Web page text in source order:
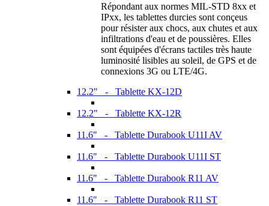
Répondant aux normes MIL-STD 8xx et
IPxx, les tablettes durcies sont conçeus
pour résister aux chocs, aux chutes et aux
infiltrations d'eau et de poussières. Elles
sont équipées d'écrans tactiles très haute
luminosité lisibles au soleil, de GPS et de
connexions 3G ou LTE/4G.
12.2" - Tablette KX-12D
12.2" - Tablette KX-12R
11.6" - Tablette Durabook U11I AV
11.6" - Tablette Durabook U11I ST
11.6" - Tablette Durabook R11 AV
11.6" - Tablette Durabook R11 ST